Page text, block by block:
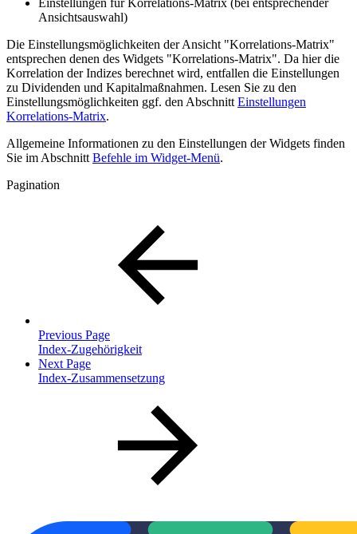
Ansichtsauswahl)
Die Einstellungsmöglichkeiten der Ansicht "Korrelations-Matrix"
entsprechen denen des Widgets "Korrelations-Matrix". Da hier die
Korrelation der Indizes berechnet wird, entfallen die Einstellungen
zu Dividenden und Kapitalmaßnahmen. Lesen Sie zu den
Einstellungsmöglichkeiten ggf. den Abschnitt Einstellungen
Korrelations-Matrix.
Allgemeine Informationen zu den Einstellungen der Widgets finden
Sie im Abschnitt Befehle im Widget-Menü.
Pagination
Previous Page
Index-Zugehörigkeit
Next Page
Index-Zusammensetzung